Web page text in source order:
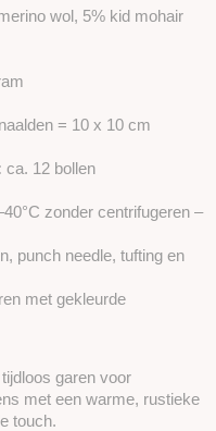
wol, 5% kid mohair
= 10 x 10 cm
ca. 12 bollen
zonder centrifugeren –
punch needle, tufting en
met gekleurde
garen voor
met een warme, rustieke
touch.